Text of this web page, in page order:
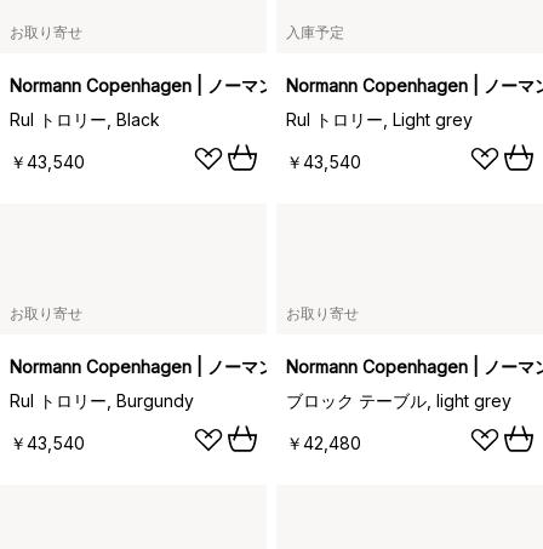
お取り寄せ
Normann Copenhagen | ノーマンコペンハーゲン
Rul トロリー, Black
￥43,540
入庫予定
Normann Copenhagen | ノーマ
Rul トロリー, Light grey
￥43,540
お取り寄せ
Normann Copenhagen | ノーマンコペンハーゲン
Rul トロリー, Burgundy
￥43,540
お取り寄せ
Normann Copenhagen | ノーマ
ブロック テーブル, light grey
￥42,480